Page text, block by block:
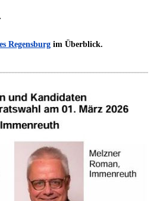
Regensburgim Überblick.